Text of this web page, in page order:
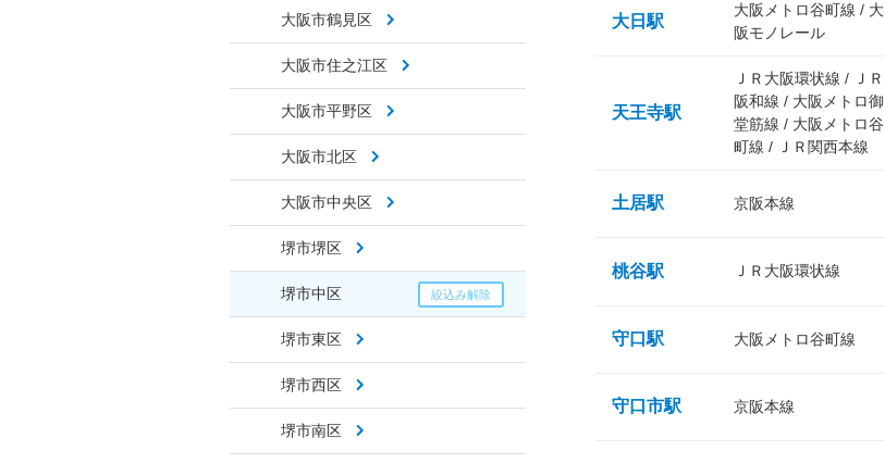
大阪市鶴見区
大阪市住之江区
大阪市平野区
大阪市北区
大阪市中央区
堺市堺区
堺市中区
堺市東区
堺市西区
堺市南区
大日駅
大阪メトロ谷町線 / 大
阪モノレール
天王寺駅
ＪＲ大阪環状線 / ＪＲ
阪和線 / 大阪メトロ御
堂筋線 / 大阪メトロ谷
町線 / ＪＲ関西本線
土居駅 京阪本線
桃谷駅 ＪＲ大阪環状線
守口駅 大阪メトロ谷町線
守口市駅 京阪本線